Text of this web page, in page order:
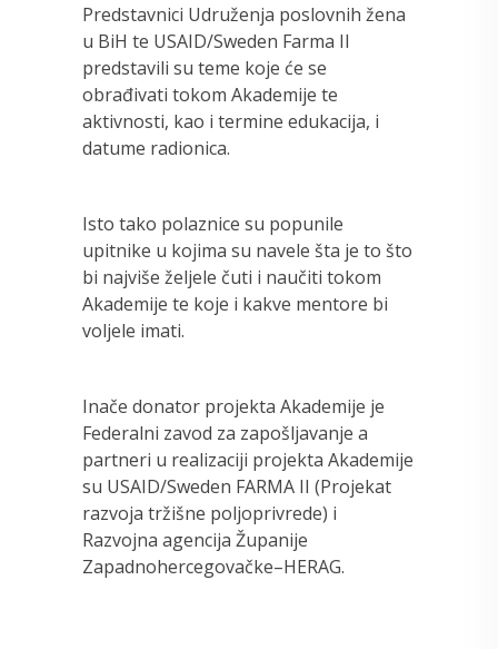
Predstavnici Udruženja poslovnih žena
u BiH te USAID/Sweden Farma II
predstavili su teme koje će se
obrađivati tokom Akademije te
aktivnosti, kao i termine edukacija, i
datume radionica.
Isto tako polaznice su popunile
upitnike u kojima su navele šta je to što
bi najviše željele čuti i naučiti tokom
Akademije te koje i kakve mentore bi
voljele imati.
Inače donator projekta Akademije je
Federalni zavod za zapošljavanje a
partneri u realizaciji projekta Akademije
su USAID/Sweden FARMA II (Projekat
razvoja tržišne poljoprivrede) i
Razvojna agencija Županije
Zapadnohercegovačke–HERAG.